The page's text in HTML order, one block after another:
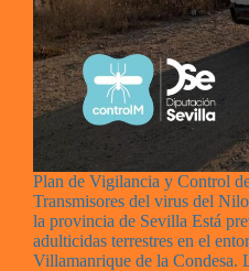
Plan de Vigilancia y Control
Transmisores del virus del
la provincia de Sevilla Está
adulticidas terrestres en el
Villamanrique de la Condesa.